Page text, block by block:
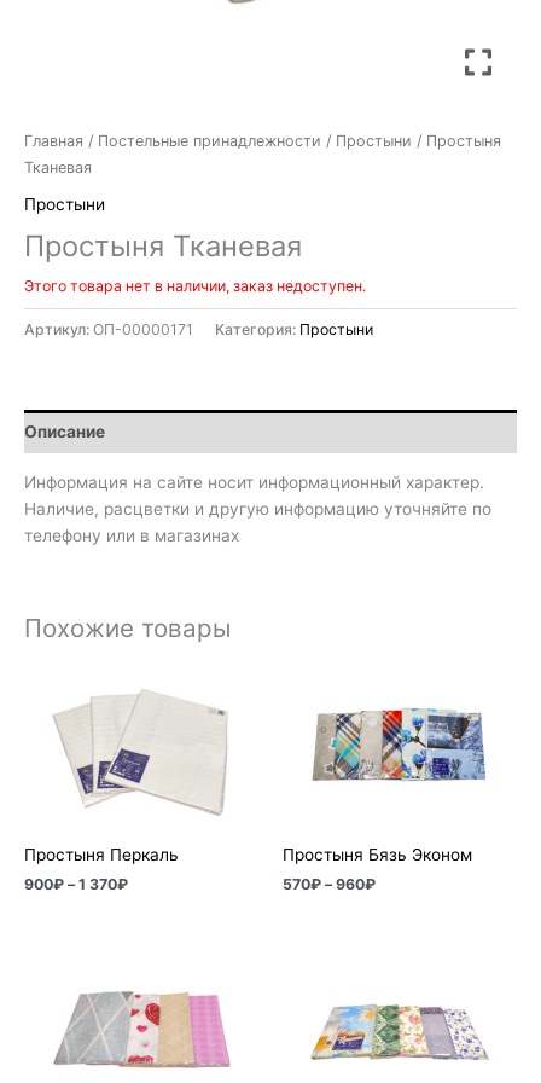
Главная / Постельные принадлежности / Простыни / Простыня
Тканевая
Простыни
Простыня Тканевая
Этого товара нет в наличии, заказ недоступен.
Артикул: ОП-00000171 Категория: Простыни
Описание
Информация на сайте носит информационный характер.
Наличие, расцветки и другую информацию уточняйте по
телефону или в магазинах
Похожие товары
Простыня Перкаль
900₽ – 1 370₽
цен:
900₽
–
370₽
Простыня Бязь Эконом
570₽ – 960₽
570₽
–
960₽
750₽
–
1
150₽
–
1
410₽